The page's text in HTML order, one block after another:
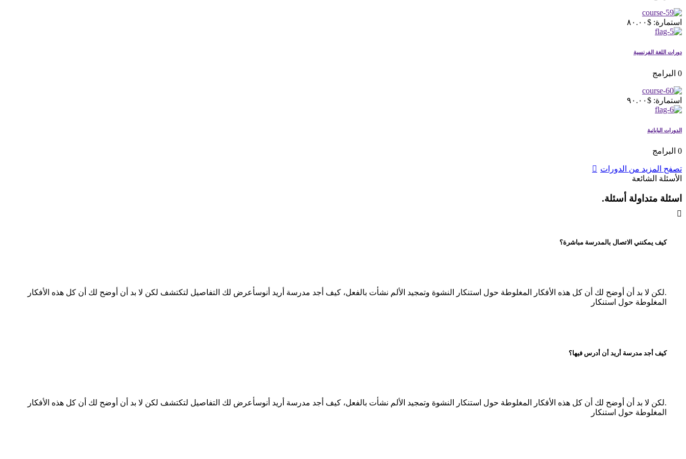
استمارة: $٨٠.٠٠
دورات اللغة الفرنسية
0 البرامج
استمارة: $٩٠.٠٠
الدورات اليابانية
0 البرامج
تصفح المزيد من الدورات
الأسئلة الشائعة
اسئلة متداولة أسئلة.
كيف يمكنني الاتصال بالمدرسة مباشرة؟
.لكن لا بد أن أوضح لك أن كل هذه الأفكار المغلوطة حول استنكار النشوة وتمجيد الألم نشأت بالفعل، كيف أجد مدرسة أريد أنوسأعرض لك التفاصيل لتكتشف لكن لا بد أن أوضح لك أن كل هذه الأفكار
المغلوطة حول استنكار
كيف أجد مدرسة أريد أن أدرس فيها؟
.لكن لا بد أن أوضح لك أن كل هذه الأفكار المغلوطة حول استنكار النشوة وتمجيد الألم نشأت بالفعل، كيف أجد مدرسة أريد أنوسأعرض لك التفاصيل لتكتشف لكن لا بد أن أوضح لك أن كل هذه الأفكار
المغلوطة حول استنكار